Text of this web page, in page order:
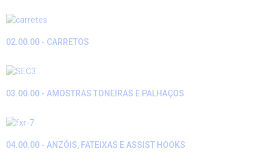
02.00.00 - CARRETOS
03.00.00 - AMOSTRAS TONEIRAS E PALHAÇOS
04.00.00 - ANZÓIS, FATEIXAS E ASSIST HOOKS